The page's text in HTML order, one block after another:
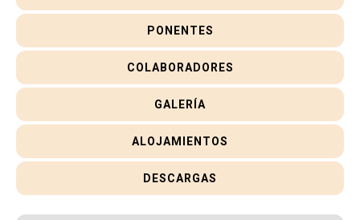
PONENTES
COLABORADORES
GALERÍA
ALOJAMIENTOS
DESCARGAS